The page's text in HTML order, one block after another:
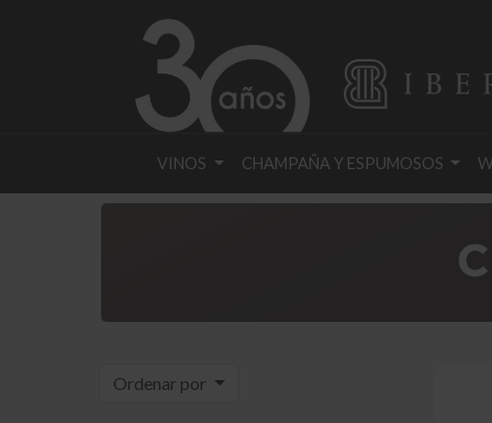
VINOS CHAMPAÑA Y ESPUMOSOS
Ordenar por